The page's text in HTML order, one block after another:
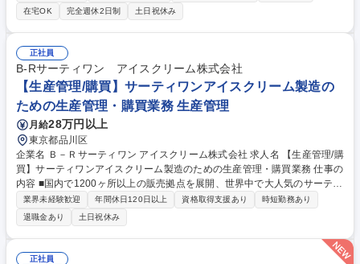
任せします。 【具体的には】■国内外の新規取引先の開拓、価格折衝、契
約締結 ■プロジェクトに必要な製品の見積照会、査定、納期管理 ★プロジ
ェクトの60%～70%を占める重要な業務です。あなたの交渉が利益に直結
します。取引先と社内関係者の間に立ち、高い調整力を発揮して難課題を
解決に導くことで、大きな達成感とキャリアアップが得られる環境です。
市場動向へのアンテナと分析力を活かしてご活躍ください。 募集職種 ★
未経験歓迎【兵庫(神戸)/調達（宇宙ロケット発射設備などの機械装置)】
在宅OK
完全週休2日制 土日祝休み
正社員
B-Rサーティワン アイスクリーム株式会社
【生産管理/購買】サーティワンアイスクリーム製造の
ための生産管理・購買業務 生産管理
月給28万円以上
東京都品川区
企業名 Ｂ－Ｒサーティワン アイスクリーム株式会社 求人名 【生産管理/購
買】サーティワンアイスクリーム製造のための生産管理・購買業務 仕事の
内容 ■国内で1200ヶ所以上の販売拠点を展開、世界中で大人気のサーティ
ワンアイスクリームを作るための原材料（乳・糖・添加物など）や 店舗で
使用する包材や食材の管理部署で業務に携わっていただきます。 ■ 主な業
務は以下の通りです。 ・販売計画に基づく生産計画立案・在庫管理 ・自
社工場（富士小山・神戸三木）や協力工場間の調整 ・原料・資材の購買調
達、納期管理（輸入含む） ・購買コスト管理 ・サプライヤー管理 募集職
業界未経験歓迎 年間休日120日以上 資格取得支援あり
時短勤務あり
退職金あり
土日祝休み
正社員